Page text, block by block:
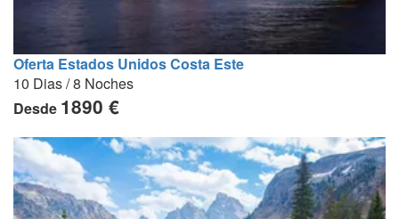
Oferta Estados Unidos Costa Este
10 Dias / 8 Noches
Desde 1890 €